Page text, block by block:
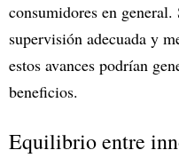
consumidores en
supervisión adecuada y
estos avances podrían
beneficios.
Equilibrio entre